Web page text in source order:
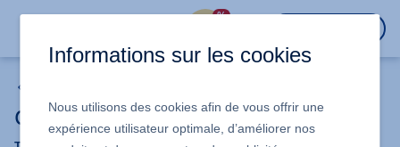
%
Office
Informations sur les cookies
Nous utilisons des cookies afin de vous offrir une
expérience utilisateur optimale, d’améliorer nos